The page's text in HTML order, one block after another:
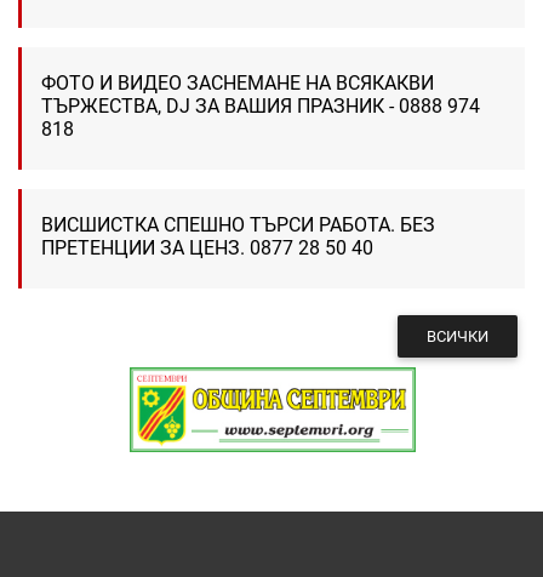
ФОТО И ВИДЕО ЗАСНЕМАНЕ НА ВСЯКАКВИ
ТЪРЖЕСТВА, DJ ЗА ВАШИЯ ПРАЗНИК - 0888 974
818
ВИСШИСТКА СПЕШНО ТЪРСИ РАБОТА. БЕЗ
ПРЕТЕНЦИИ ЗА ЦЕНЗ. 0877 28 50 40
ВСИЧКИ